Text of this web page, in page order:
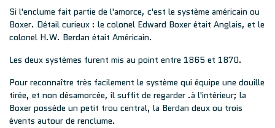
Si l'enclume fait partie de l'amorce, c'est le système américain ou
Boxer. Détail curieux : le colonel Edward Boxer était Anglais, et le
colonel H.W. Berdan était Américain.
Les deux systèmes furent mis au point entre 1865 et 1870.
Pour reconnaître très facilement le système qui équipe une douille
tirée, et non désamorcée, il suffit de regarder .à l'intérieur; la
Boxer possède un petit trou central, la Berdan deux ou trois
évents autour de renclume.